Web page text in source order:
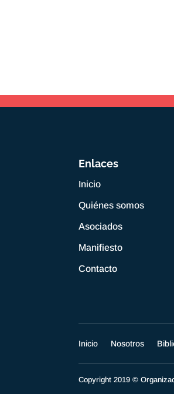
Enlaces
Inicio
Quiénes somos
Asociados
Manifiesto
Contacto
Inicio Nosotros
Copyright 2019 ©